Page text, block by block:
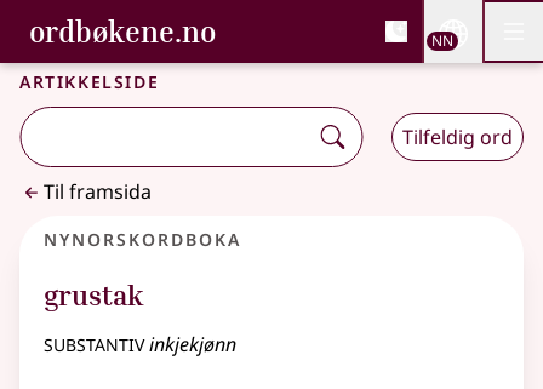
Gå til hovudinnhald
Tilgjenge
ordbøkene.no, Bokmålsordboka og
Bokmålsordboka og Nynorskordboka
NN
Artikkelside
Tilfeldig ord
Til framsida
Nynorskordboka
grustak
substantivinkjekjønn